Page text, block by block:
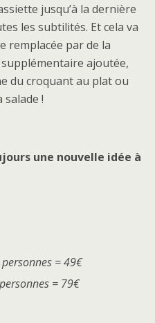
jusqu’à la dernière
les subtilités. Et cela va
remplacée par de la
ajoutée,
du croquant au plat ou
!
une nouvelle idée à
= 49€
= 79€